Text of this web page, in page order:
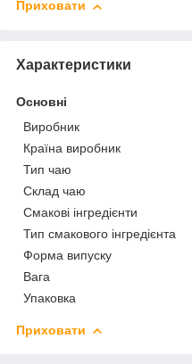
Приховати
Характеристики
Основні
Виробник
Країна виробник
Тип чаю
Склад чаю
Смакові інгредієнти
Тип смакового інгредієнта
Форма випуску
Вага
Упаковка
Приховати